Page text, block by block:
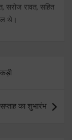
सरोज रावत, सहित
थे।
का शुभारंभ